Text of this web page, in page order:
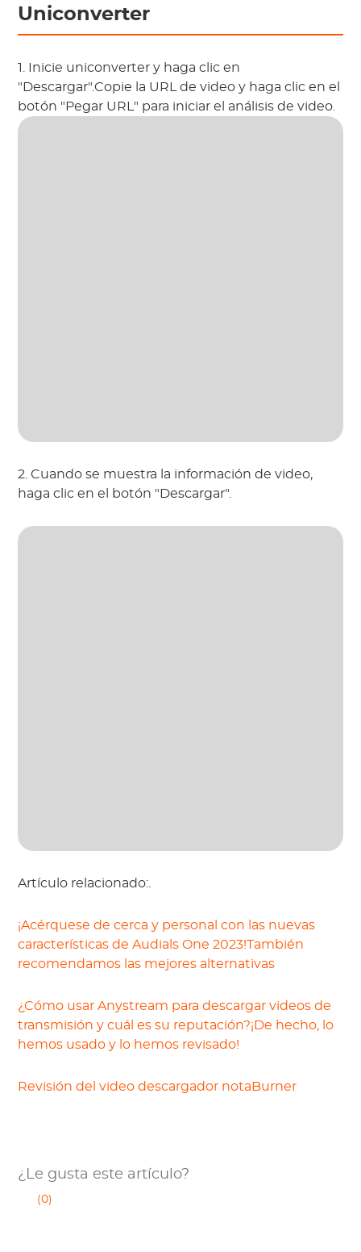
Uniconverter
1. Inicie uniconverter y haga clic en
"Descargar".Copie la URL de video y haga clic en el
botón "Pegar URL" para iniciar el análisis de video.
2. Cuando se muestra la información de video,
haga clic en el botón "Descargar".
Artículo relacionado:.
¡Acérquese de cerca y personal con las nuevas
características de Audials One 2023!También
recomendamos las mejores alternativas
¿Cómo usar Anystream para descargar videos de
transmisión y cuál es su reputación?¡De hecho, lo
hemos usado y lo hemos revisado!
Revisión del video descargador notaBurner
¿Le gusta este artículo?
(0)